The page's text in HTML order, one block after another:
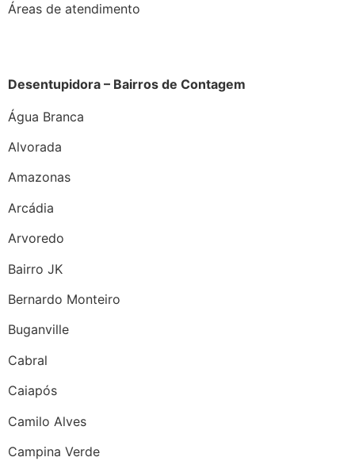
Áreas de atendimento
Desentupidora – Bairros de Contagem
Água Branca
Alvorada
Amazonas
Arcádia
Arvoredo
Bairro JK
Bernardo Monteiro
Buganville
Cabral
Caiapós
Camilo Alves
Campina Verde